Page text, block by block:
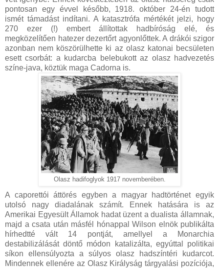
pontosan egy évvel később, 1918. október 24-én tudott
ismét támadást indítani. A katasztrófa mértékét jelzi, hogy
270 ezer (!) embert állítottak hadbíróság elé, és
megközelítően hatezer dezertőrt agyonlőttek. A drákói szigor
azonban nem köszörülhette ki az olasz katonai becsületen
esett csorbát: a kudarcba belebukott az olasz hadvezetés
színe-java, köztük maga Cadorna is.
Olasz hadifoglyok 1917 novemberében.
A caporettói áttörés egyben a magyar hadtörténet egyik
utolsó nagy diadalának számít. Ennek hatására is az
Amerikai Egyesült Államok hadat üzent a dualista államnak,
majd a csata után másfél hónappal Wilson elnök publikálta
hírhedtté vált 14 pontját, amellyel a Monarchia
destabilizálását döntő módon katalizálta, egyúttal politikai
síkon ellensúlyozta a súlyos olasz hadszíntéri kudarcot.
Mindennek ellenére az Olasz Királyság tárgyalási pozíciója,